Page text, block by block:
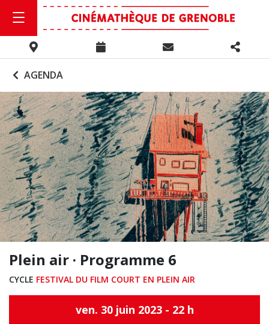
AGENDA
Plein air · Programme 6
CYCLE FESTIVAL DU FILM COURT EN PLEIN AIR
ven. 30 juin 2023 - 22 h